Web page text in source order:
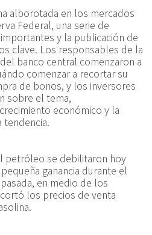
alborotada en los mercados
Federal, una serie de
y la publicación de
clave. Los responsables de la
banco central comenzaron a
comenzar a recortar su
de bonos, y los inversores
sobre el tema,
económico y la
tendencia.
petróleo se debilitaron hoy
ganancia durante el
en medio de los
los precios de venta